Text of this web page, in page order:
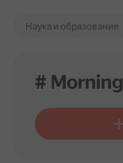
Наука и образование
# Morning